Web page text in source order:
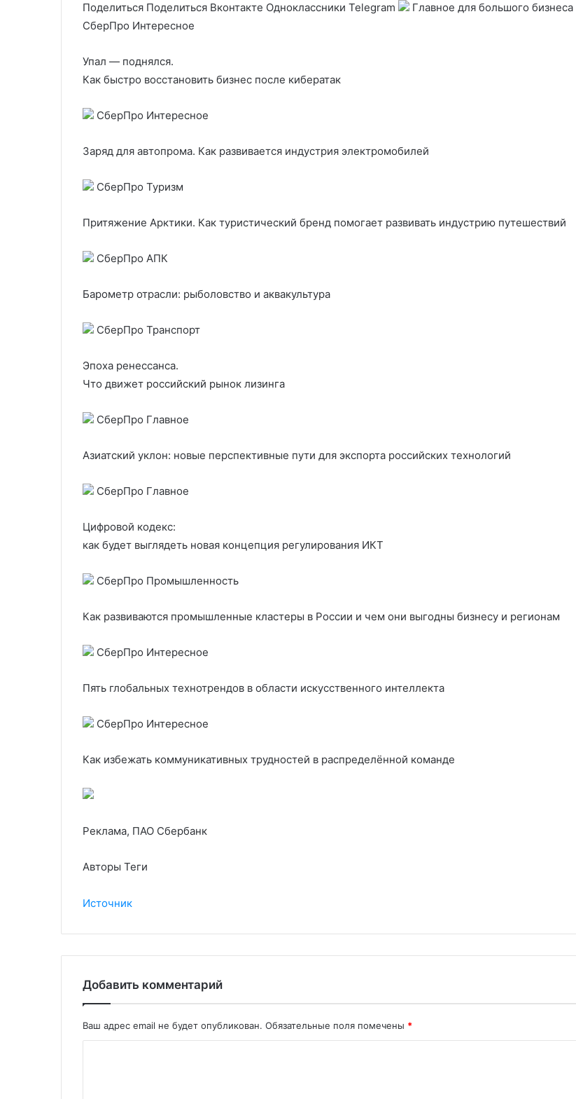
Поделиться Поделиться Вконтакте Одноклассники Telegram
Главное для большого бизнеса
СберПро Интересное
Упал — поднялся.
Как быстро восстановить бизнес после кибератак
СберПро Интересное
Заряд для автопрома. Как развивается индустрия электромобилей
СберПро Туризм
Притяжение Арктики. Как туристический бренд помогает развивать индустрию путешествий
СберПро АПК
Барометр отрасли: рыболовство и аквакультура
СберПро Транспорт
Эпоха ренессанса.
Что движет российский рынок лизинга
СберПро Главное
Азиатский уклон: новые перспективные пути для экспорта российских технологий
СберПро Главное
Цифровой кодекс:
как будет выглядеть новая концепция регулирования ИКТ
СберПро Промышленность
Как развиваются промышленные кластеры в России и чем они выгодны бизнесу и регионам
СберПро Интересное
Пять глобальных технотрендов в области искусственного интеллекта
СберПро Интересное
Как избежать коммуникативных трудностей в распределённой команде
Реклама, ПАО Сбербанк
Авторы Теги
Источник
Добавить комментарий
Ваш адрес email не будет опубликован. Обязательные поля помечены *